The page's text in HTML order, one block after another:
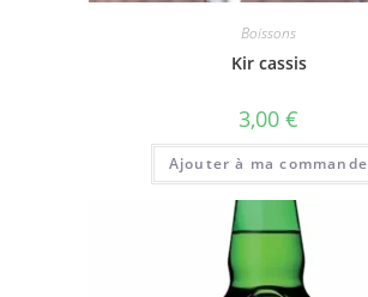
Boissons
Kir cassis
3,00 €
Ajouter à ma commande